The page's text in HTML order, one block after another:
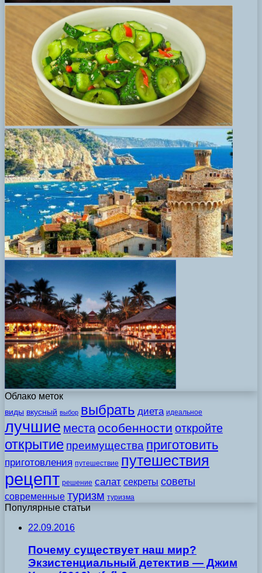
Облако меток
виды вкусный выбор выбрать диета идеальное
лучшие места особенности откройте
открытие преимущества приготовить
приготовления путешествие путешествия
рецепт решение салат секреты советы
современные туризм туризма
Популярные статьи
22.09.2016
Почему существует наш мир?
Экзистенциальный детектив — Джим